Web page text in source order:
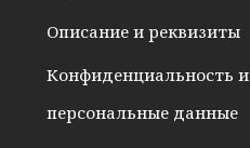
Описание и реквизиты
Конфиденциальность и
персональные данные